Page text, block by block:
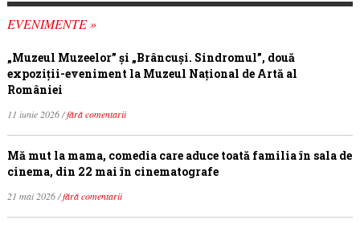
EVENIMENTE »
„Muzeul Muzeelor” și „Brâncuși. Sindromul”, două
expoziții-eveniment la Muzeul Național de Artă al
României
11 iunie 2026 /fără comentarii
Mă mut la mama, comedia care aduce toată familia în sala de
cinema, din 22 mai în cinematografe
21 mai 2026 /fără comentarii